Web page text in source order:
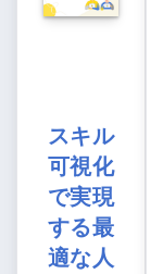
スキル
可視化
で実現
する最
適な人